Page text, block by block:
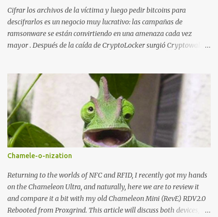
Cifrar los archivos de la víctima y luego pedir bitcoins para
descifrarlos es un negocio muy lucrativo: las campañas de
ramsonware se están convirtiendo en una amenaza cada vez
mayor . Después de la caída de CryptoLocker surgió Cryptowall,
numerosas. Una de las últimas variantes se llama TeslaCrypt y
parece ser un derivado del ransomware CryptoLocker original .
Este ransomware está dirigido específicamente a gamers y,
aunque dice estar usando RSA-2048 asimétrico para cifrar
archivos, realmente está usando AES simétrico , lo que ha
permitido a Talos Group ( Talos Security Intelligence & Research
Group ) desarrollar una herramienta que descifra los archivos...
2015 . Ambas muestras implementaban los siguientes algoritmos
de hash: - SHA1 - SHA256 - RIPEMD160 - BASE58 - BASE64
Chamele-o-nization
Returning to the worlds of NFC and RFID, I recently got my hands
on the Chameleon Ultra, and naturally, here we are to review it
and compare it a bit with my old Chameleon Mini (RevE) RDV2.0
Rebooted from Proxgrind. This article will discuss both devices,